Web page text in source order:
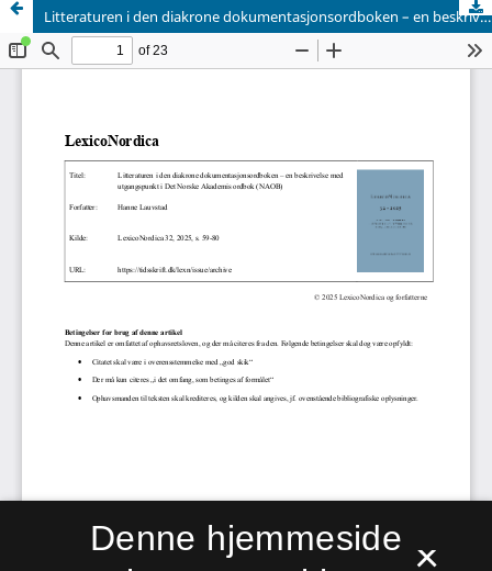
Litteraturen i den diakrone dokumentasjonsordboken – en beskrivelse med utgangspunkt i Det Norske Akademis ordbok (NAOB)
×
Denne hjemmeside